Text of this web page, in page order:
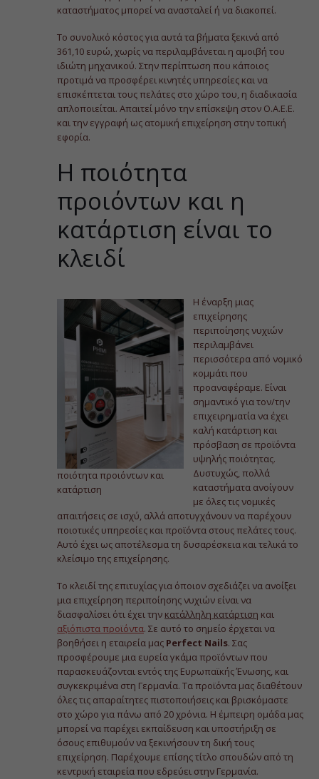
καταστήματος μπορεί να ανασταλεί ή να διακοπεί.
Το συνολικό κόστος για αυτά τα βήματα ξεκινά από
361,10 ευρώ, χωρίς να περιλαμβάνεται η αμοιβή του
ιδιώτη μηχανικού. Στην περίπτωση που κάποιος
προτιμά να προσφέρει κινητές υπηρεσίες και να
επισκέπτεται τους πελάτες στο χώρο του, η διαδικασία
απλοποιείται. Απαιτεί μόνο την επίσκεψη στον Ο.Α.Ε.Ε.
και την εγγραφή ως ατομική επιχείρηση στην τοπική
εφορία.
Η ποιότητα
προιόντων και η
κατάρτιση είναι το
κλειδί
ποιότητα προιόντων και
κατάρτιση
Η έναρξη μιας
επιχείρησης
περιποίησης νυχιών
περιλαμβάνει
περισσότερα από νομικό
κομμάτι που
προαναφέραμε. Είναι
σημαντικό για τον/την
επιχειρηματία να έχει
καλή κατάρτιση και
πρόσβαση σε προϊόντα
υψηλής ποιότητας.
Δυστυχώς, πολλά
καταστήματα ανοίγουν
με όλες τις νομικές
απαιτήσεις σε ισχύ, αλλά αποτυγχάνουν να παρέχουν
ποιοτικές υπηρεσίες και προϊόντα στους πελάτες τους.
Αυτό έχει ως αποτέλεσμα τη δυσαρέσκεια και τελικά το
κλείσιμο της επιχείρησης.
Το κλειδί της επιτυχίας για όποιον σχεδιάζει να ανοίξει
μια επιχείρηση περιποίησης νυχιών είναι να
διασφαλίσει ότι έχει την κατάλληλη κατάρτιση και
αξιόπιστα προϊόντα. Σε αυτό το σημείο έρχεται να
βοηθήσει η εταιρεία μας Perfect Νails. Σας
προσφέρουμε μια ευρεία γκάμα προϊόντων που
παρασκευάζονται εντός της Ευρωπαϊκής Ένωσης, και
συγκεκριμένα στη Γερμανία. Τα προϊόντα μας διαθέτουν
όλες τις απαραίτητες πιστοποιήσεις και βρισκόμαστε
στο χώρο για πάνω από 20 χρόνια. Η έμπειρη ομάδα μας
μπορεί να παρέχει εκπαίδευση και υποστήριξη σε
όσους επιθυμούν να ξεκινήσουν τη δική τους
επιχείρηση. Παρέχουμε επίσης τίτλο σπουδών από τη
κεντρική εταιρεία που εδρεύει στην Γερμανία.